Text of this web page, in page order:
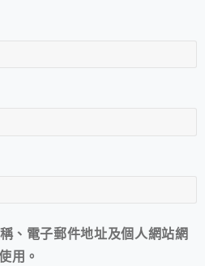
、電子郵件地址及個人網站網
用。